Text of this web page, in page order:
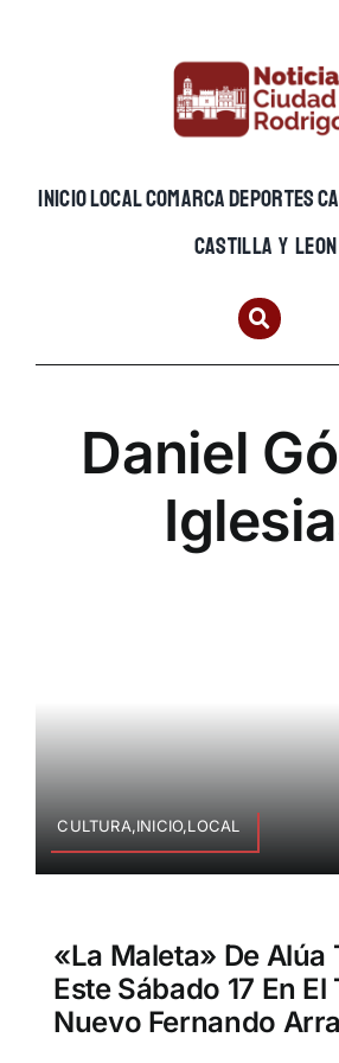
INICIOLOCALCOMARCADEPORTES
CASTILLA Y LEON
Daniel
CULTURA,INICIO,LOCAL
«La Maleta» De Alúa
Este Sábado 17 En El
Nuevo Fernando